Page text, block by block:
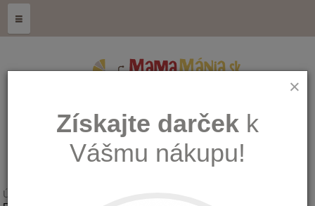
≡
Úvod
×
Získajte darček k
Vášmu nákupu!